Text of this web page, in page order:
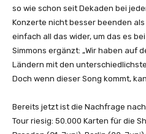
so wie schon seit Dekaden bei
Konzerte nicht besser beenden
einfach all das wider, um das es
Simmons ergänzt: „Wir haben auf
Ländern mit den
Doch wenn dieser Song kommt,
Bereits jetzt ist die Nachfrage
Tour riesig: 50.000 Karten für die